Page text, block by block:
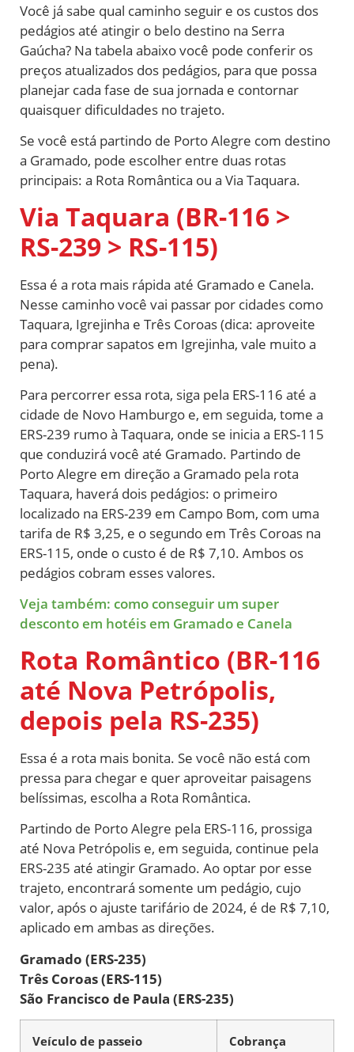
Você já sabe qual caminho seguir e os custos dos
pedágios até atingir o belo destino na Serra
Gaúcha? Na tabela abaixo você pode conferir os
preços atualizados dos pedágios, para que possa
planejar cada fase de sua jornada e contornar
quaisquer dificuldades no trajeto.
Se você está partindo de Porto Alegre com destino
a Gramado, pode escolher entre duas rotas
principais: a Rota Romântica ou a Via Taquara.
Via Taquara (BR-116 >
RS-239 > RS-115)
Essa é a rota mais rápida até Gramado e Canela.
Nesse caminho você vai passar por cidades como
Taquara, Igrejinha e Três Coroas (dica: aproveite
para comprar sapatos em Igrejinha, vale muito a
pena).
Para percorrer essa rota, siga pela ERS-116 até a
cidade de Novo Hamburgo e, em seguida, tome a
ERS-239 rumo à Taquara, onde se inicia a ERS-115
que conduzirá você até Gramado. Partindo de
Porto Alegre em direção a Gramado pela rota
Taquara, haverá dois pedágios: o primeiro
localizado na ERS-239 em Campo Bom, com uma
tarifa de R$ 3,25, e o segundo em Três Coroas na
ERS-115, onde o custo é de R$ 7,10. Ambos os
pedágios cobram esses valores.
Veja também: como conseguir um super
desconto em hotéis em Gramado e Canela
Rota Romântico (BR-116
até Nova Petrópolis,
depois pela RS-235)
Essa é a rota mais bonita. Se você não está com
pressa para chegar e quer aproveitar paisagens
belíssimas, escolha a Rota Romântica.
Partindo de Porto Alegre pela ERS-116, prossiga
até Nova Petrópolis e, em seguida, continue pela
ERS-235 até atingir Gramado. Ao optar por esse
trajeto, encontrará somente um pedágio, cujo
valor, após o ajuste tarifário de 2024, é de R$ 7,10,
aplicado em ambas as direções.
Gramado (ERS-235)
Três Coroas (ERS-115)
São Francisco de Paula (ERS-235)
Veículo de passeio Cobrança